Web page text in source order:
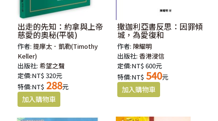
出走的先知：約拿與上帝
慈愛的奧秘(平裝)
作者:提摩太．凱勒(Timothy
Keller)
出版社: 希望之聲
定價:NT$ 320元
特價:NT$ 288元
撒迦利亞書反思：因罪傾
城，為愛復和
作者: 陳耀明
出版社:香港浸信
定價:NT$ 600元
特價:NT$ 540元